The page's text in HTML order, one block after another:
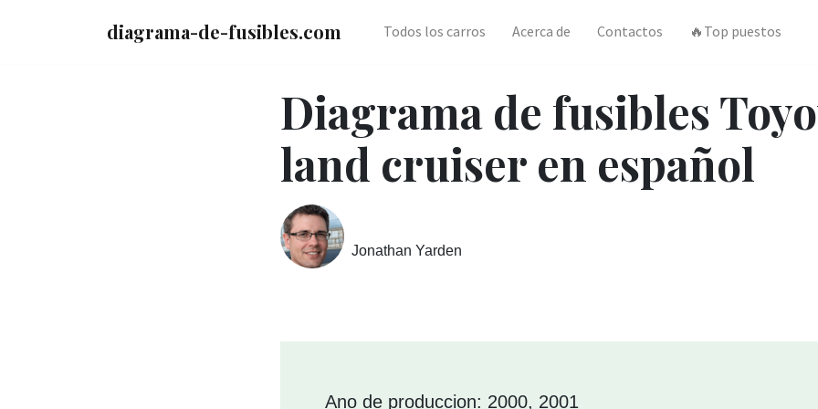
diagrama-de-fusibles.com Todos los carros Acerca de Contactos 🔥Top puestos
Diagrama de fusibles
land cruiser en español
Jonathan Yarden
Ano de produccion: 2000, 2001